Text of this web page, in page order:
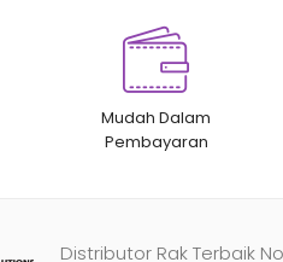
Mudah Dalam
Pembayaran
Distributor Rak Terbaik